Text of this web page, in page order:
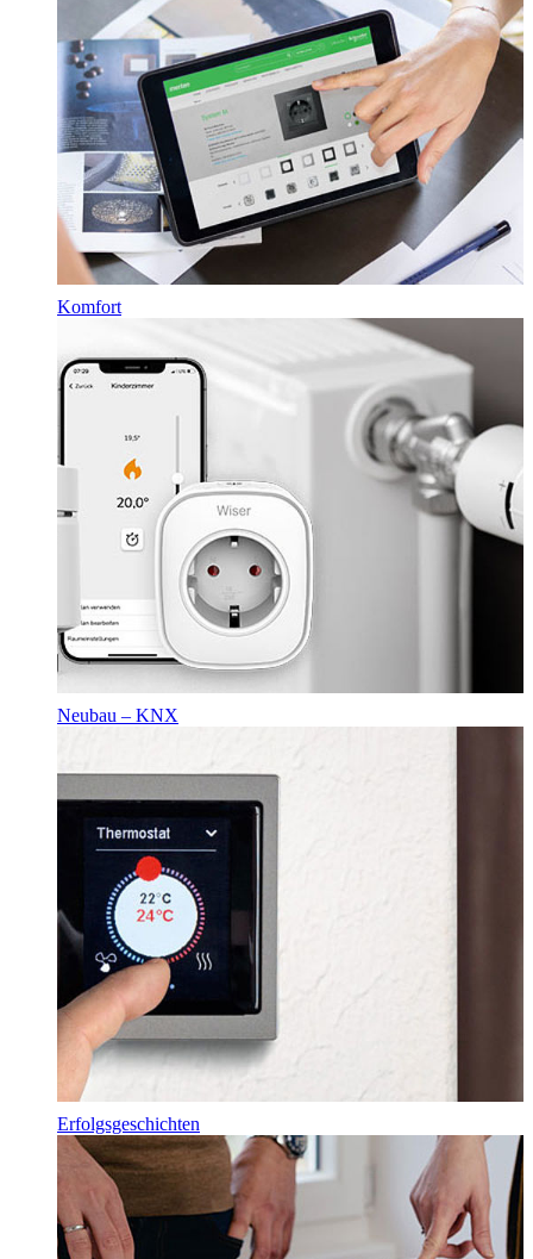
Komfort
Neubau – KNX
Erfolgsgeschichten